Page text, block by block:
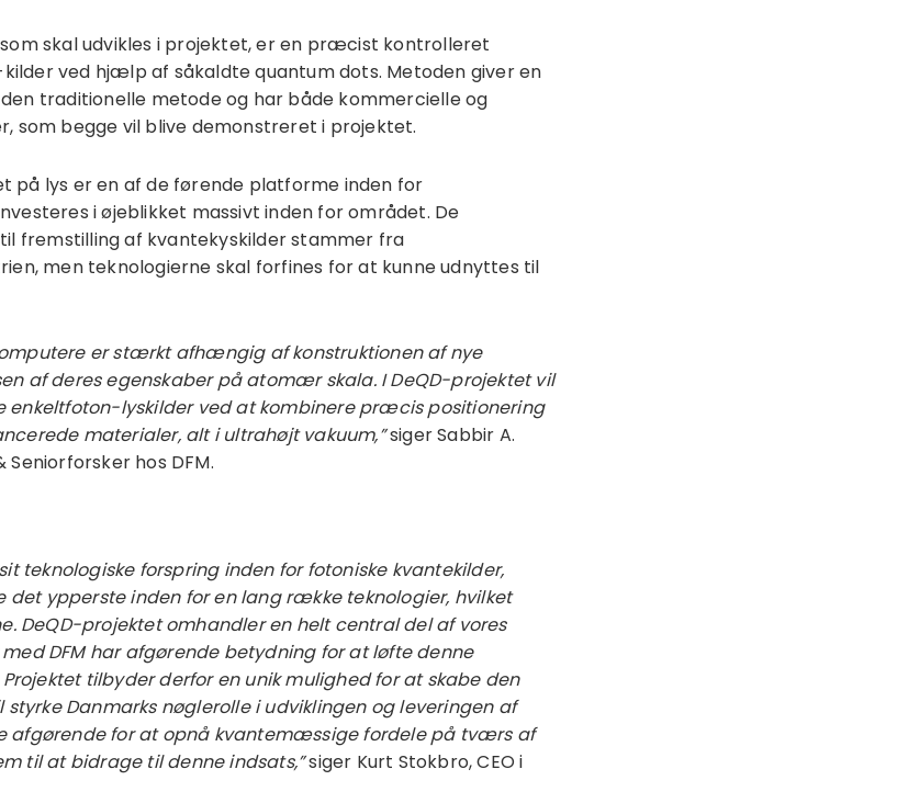
skal udvikles i projektet, er en præcist kontrolleret
ved hjælp af såkaldte quantum dots. Metoden giver en
traditionelle metode og har både kommercielle og
som begge vil blive demonstreret i projektet.
på lys er en af de førende platforme inden for
i øjeblikket massivt inden for området. De
fremstilling af kvantekyskilder stammer fra
men teknologierne skal forfines for at kunne udnyttes til
er stærkt afhængig af konstruktionen af ​​nye
af ​​deres egenskaber på atomær skala. I DeQD-projektet vil
enkeltfoton-lyskilder ved at kombinere præcis positionering
materialer, alt i ultrahøjt vakuum,”siger Sabbir A.
Seniorforsker hos DFM.
teknologiske forspring inden for fotoniske kvantekilder,
det ypperste inden for en lang række teknologier, hvilket
DeQD-projektet omhandler en helt central del af vores
DFM har afgørende betydning for at løfte denne
tilbyder derfor en unik mulighed for at skabe den
Danmarks nøglerolle i udviklingen og leveringen af
afgørende for at opnå kvantemæssige fordele på tværs af
til at bidrage til denne indsats,”siger Kurt Stokbro, CEO i